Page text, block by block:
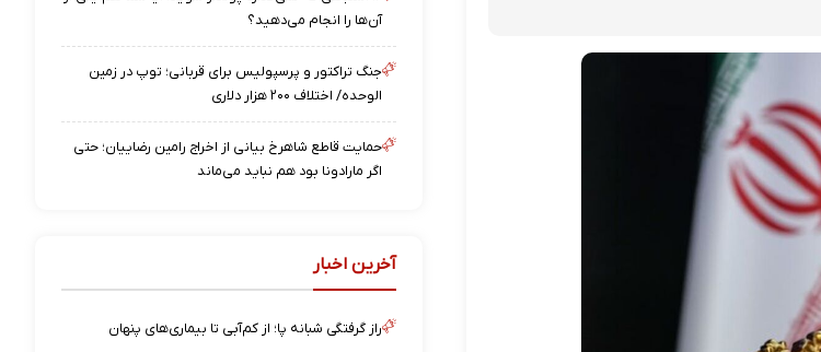
آن‌ها را انجام می‌دهید؟
جنگ تراکتور و پرسپولیس برای قربانی؛ توپ در زمین
الوحده/ اختلاف ۲۰۰ هزار دلاری
حمایت قاطع شاهرخ بیانی از اخراج رامین رضاییان؛ حتی
اگر مارادونا بود هم نباید می‌ماند
آخرین اخبار
راز گرفتگی شبانه پا؛ از کم‌آبی تا بیماری‌های پنهان